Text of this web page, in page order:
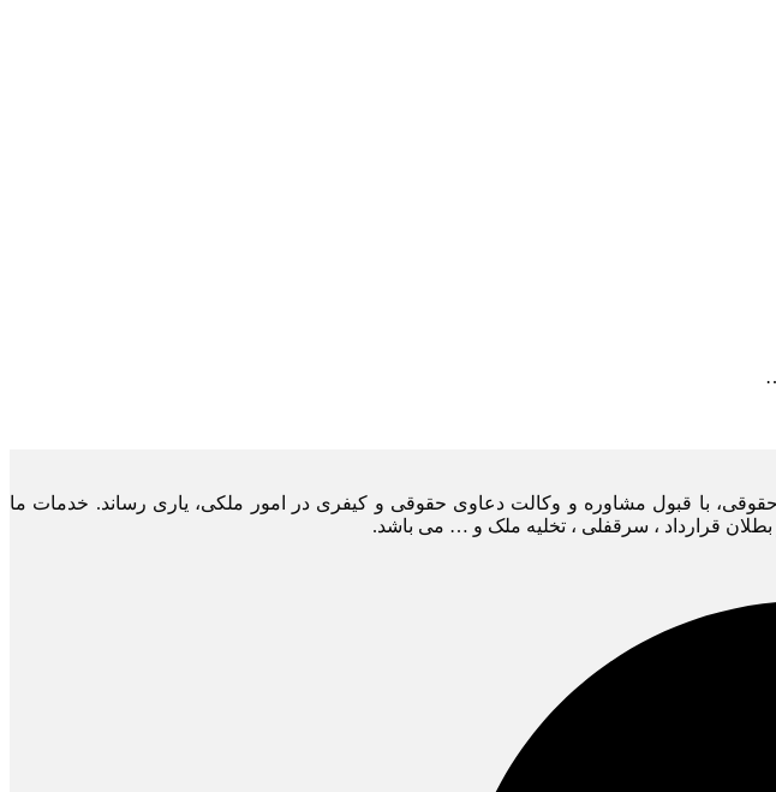
با قبول مشاوره و وکالت دعاوی حقوقی و کیفری در امور ملکی، یاری رساند. خدمات ما
قرارداد ، سرقفلی ، تخلیه ملک و … می باشد.